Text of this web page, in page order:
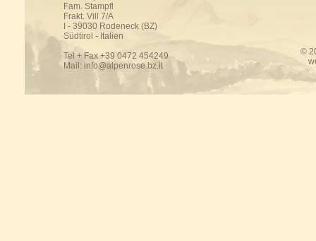
Fam. Stampfl
Frakt. Vill 7/A
I - 39030 Rodeneck (BZ)
Südtirol - Italien
Tel + Fax +39 0472 454249
Mail: info@alpenrose.bz.it
©